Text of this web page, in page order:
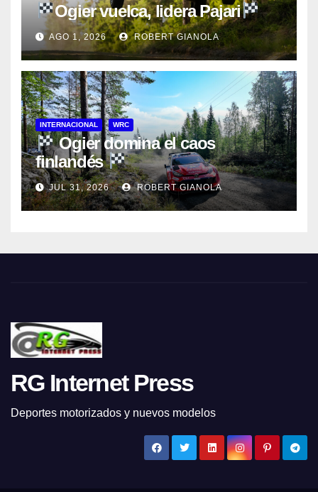
Ogier vuelca, lidera Pajari
AGO 1, 2026 ROBERT GIANOLA
INTERNACIONAL WRC
Ogier domina el caos
finlandés
JUL 31, 2026 ROBERT GIANOLA
RG Internet Press
Deportes motorizados y nuevos modelos